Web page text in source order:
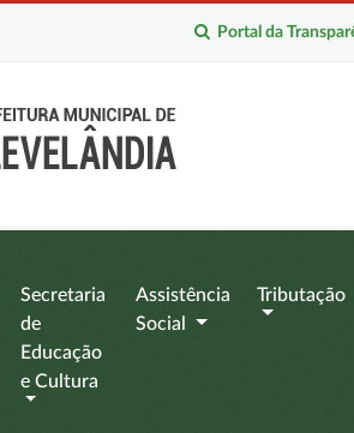
Portal da
Secretaria
de
Educação
e Cultura
Assistência
Social
Tributação